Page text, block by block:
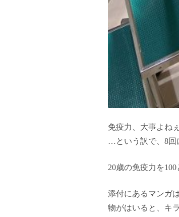
免疫力、大事よねぇ
…という訳で、8回
20歳の免疫力を
添付にあるマンガ
物がはいると、キ